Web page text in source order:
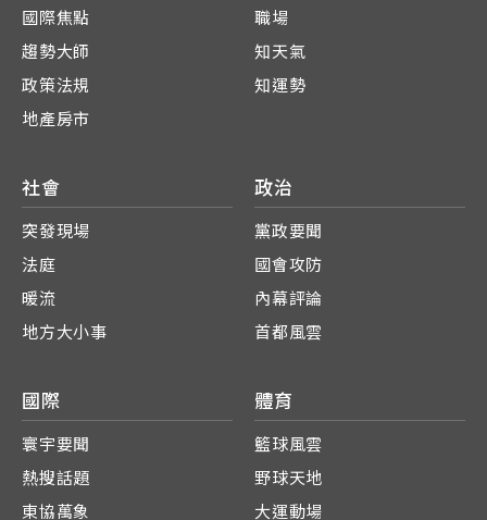
國際焦點
趨勢大師
政策法規
地產房市
職場
知天氣
知運勢
社會
突發現場
法庭
暖流
地方大小事
政治
黨政要聞
國會攻防
內幕評論
首都風雲
國際
寰宇要聞
熱搜話題
東協萬象
體育
籃球風雲
野球天地
大運動場